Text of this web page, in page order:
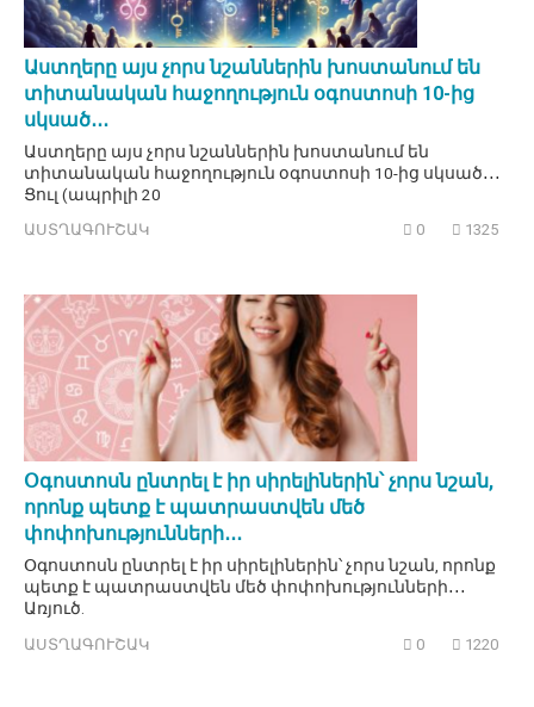
Աստղերը այս չորս նշաններին խոստանում են
տիտանական հաջողություն օգոստոսի 10-ից
սկսած․․․
Աստղերը այս չորս նշաններին խոստանում են
տիտանական հաջողություն օգոստոսի 10-ից սկսած․․․
Ցուլ (ապրիլի 20
ԱՍՏՂԱԳՈՒՇԱԿ 0 1325
Օգոստոսն ընտրել է իր սիրելիներին՝ չորս նշան,
որոնք պետք է պատրաստվեն մեծ
փոփոխությունների․․․
Օգոստոսն ընտրել է իր սիրելիներին՝ չորս նշան, որոնք
պետք է պատրաստվեն մեծ փոփոխությունների․․․
Առյուծ.
ԱՍՏՂԱԳՈՒՇԱԿ 0 1220